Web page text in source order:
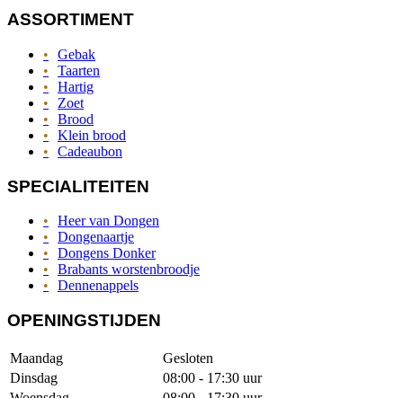
ASSORTIMENT
Gebak
Taarten
Hartig
Zoet
Brood
Klein brood
Cadeaubon
SPECIALITEITEN
Heer van Dongen
Dongenaartje
Dongens Donker
Brabants worstenbroodje
Dennenappels
OPENINGSTIJDEN
Maandag
Gesloten
Dinsdag
08:00 - 17:30 uur